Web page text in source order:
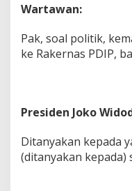
Wartawan:
Pak, soal politik,
ke Rakernas PDIP,
Presiden Joko
Ditanyakan kepada
(ditanyakan kepada)